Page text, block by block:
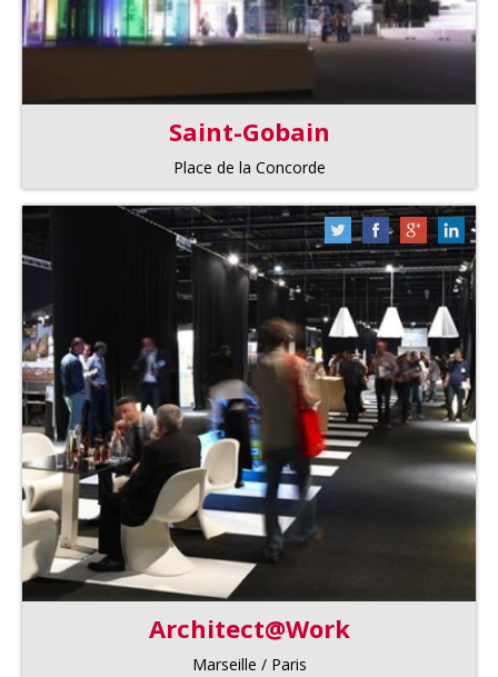
Saint-Gobain
Place de la Concorde
Architect@Work
Marseille / Paris